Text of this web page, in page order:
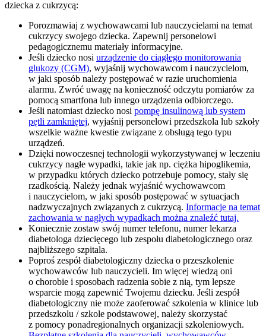
dziecka z cukrzycą:
Porozmawiaj z wychowawcami lub nauczycielami na temat
cukrzycy swojego dziecka. Zapewnij personelowi
pedagogicznemu materiały informacyjne.
Jeśli dziecko nosi urządzenie do ciągłego monitorowania
glukozy (CGM), wyjaśnij wychowawcom i nauczycielom,
w jaki sposób należy postępować w razie uruchomienia
alarmu. Zwróć uwagę na konieczność odczytu pomiarów za
pomocą smartfona lub innego urządzenia odbiorczego.
Jeśli natomiast dziecko nosi pompę insulinową lub system
pętli zamkniętej, wyjaśnij personelowi przedszkola lub szkoły
wszelkie ważne kwestie związane z obsługą tego typu
urządzeń.
Dzięki nowoczesnej technologii wykorzystywanej w leczeniu
cukrzycy nagłe wypadki, takie jak np. ciężka hipoglikemia,
w przypadku których dziecko potrzebuje pomocy, stały się
rzadkością. Należy jednak wyjaśnić wychowawcom
i nauczycielom, w jaki sposób postępować w sytuacjach
nadzwyczajnych związanych z cukrzycą. Informacje na temat
zachowania w nagłych wypadkach można znaleźć tutaj.
Koniecznie zostaw swój numer telefonu, numer lekarza
diabetologa dziecięcego lub zespołu diabetologicznego oraz
najbliższego szpitala.
Poproś zespół diabetologiczny dziecka o przeszkolenie
wychowawców lub nauczycieli. Im więcej wiedzą oni
o chorobie i sposobach radzenia sobie z nią, tym lepsze
wsparcie mogą zapewnić Twojemu dziecku. Jeśli zespół
diabetologiczny nie może zaoferować szkolenia w klinice lub
przedszkolu / szkole podstawowej, należy skorzystać
z pomocy ponadregionalnych organizacji szkoleniowych.